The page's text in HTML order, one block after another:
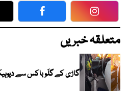
Facebook
متعلقہ خبریں
گاڑی کے گلَو باکس سے دیوہیکل